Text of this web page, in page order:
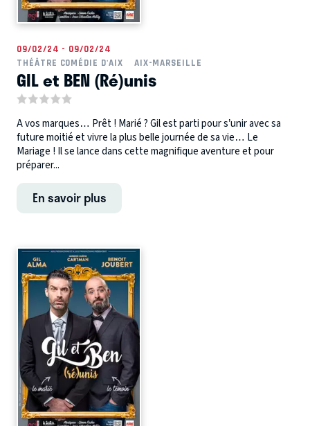
09/02/24 - 09/02/24
THÉÂTRE COMÉDIE D'AIX
AIX-MARSEILLE
GIL et BEN (Ré)unis
A vos marques… Prêt ! Marié ? Gil est parti pour s’unir avec sa
future moitié et vivre la plus belle journée de sa vie… Le
Mariage ! Il se lance dans cette magnifique aventure et pour
préparer...
En savoir plus